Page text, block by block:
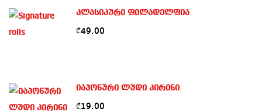
კლასიკური ფილადელფია
₾49.00
იაპონური ლუდი კირინი
₾19.00